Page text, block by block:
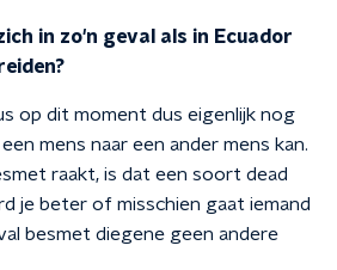
in zo'n geval als in Ecuador
op dit moment dus eigenlijk nog
mens naar een ander mens kan.
raakt, is dat een soort dead
je beter of misschien gaat iemand
besmet diegene geen andere